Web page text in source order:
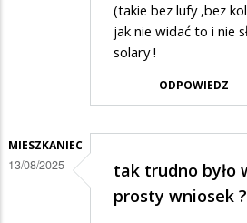
(takie bez lufy ,bez
jak nie widać to i nie
solary !
ODPOWIEDZ
MIESZKANIEC
13/08/2025
tak trudno było
prosty wniosek ?